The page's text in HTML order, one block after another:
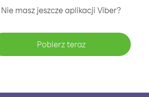
Nie masz jeszcze aplikacji Viber?
Pobierz teraz